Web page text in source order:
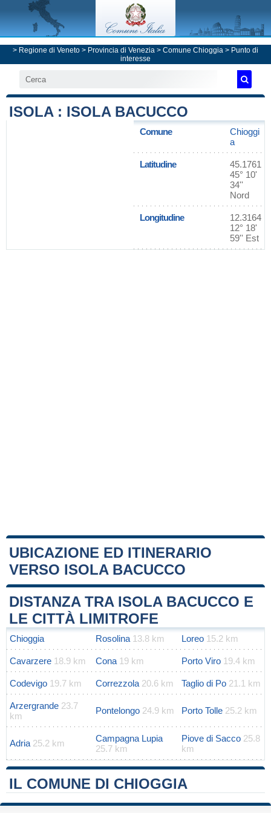
> Regione di Veneto > Provincia di Venezia > Comune Chioggia > Punto di
interesse
ISOLA : ISOLA BACUCCO
Comune
Chioggi
a
Latitudine
45.1761
45° 10'
34''
Nord
Longitudine
12.3164
12° 18'
59'' Est
UBICAZIONE ED ITINERARIO
VERSO ISOLA BACUCCO
+
−
Leaflet|Map data ©OpenStreetMap
DISTANZA TRA ISOLA BACUCCO E
LE CITTÀ LIMITROFE
Chioggia Rosolina 13.8 km Loreo 15.2 km
Cavarzere 18.9 km Cona 19 km Porto Viro 19.4 km
Codevigo 19.7 km Correzzola 20.6 km Taglio di Po 21.1 km
Arzergrande 23.7
km
Pontelongo 24.9 km Porto Tolle 25.2 km
Adria 25.2 km
Campagna Lupia
25.7 km
Piove di Sacco 25.8
km
IL COMUNE DI CHIOGGIA